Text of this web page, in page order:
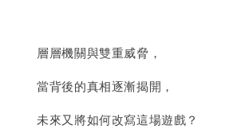
層層機關與雙重威脅，
當背後的真相逐漸揭開，
未來又將如何改寫這場遊戲？